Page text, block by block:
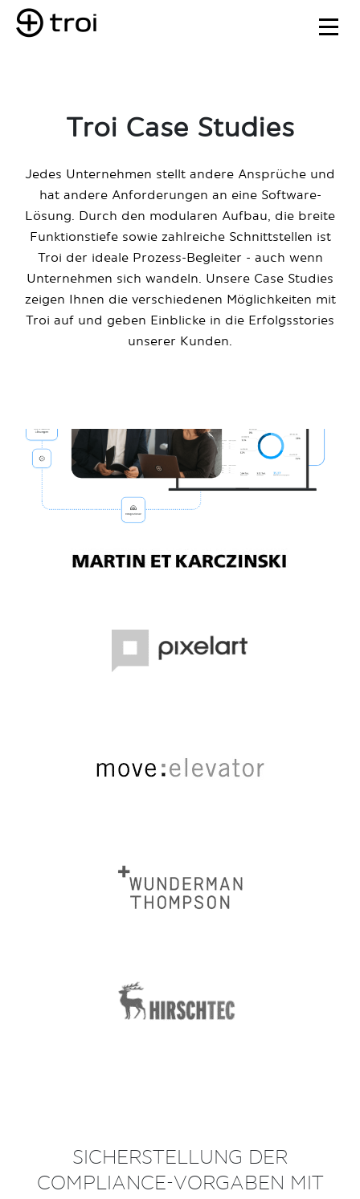
Troi Case Studies
Jedes Unternehmen stellt andere Ansprüche und
hat andere Anforderungen an eine Software-
Lösung. Durch den modularen Aufbau, die breite
Funktionstiefe sowie zahlreiche Schnittstellen ist
Troi der ideale Prozess-Begleiter - auch wenn
Unternehmen sich wandeln. Unsere Case Studies
zeigen Ihnen die verschiedenen Möglichkeiten mit
Troi auf und geben Einblicke in die Erfolgsstories
unserer Kunden.
SICHERSTELLUNG DER
COMPLIANCE-VORGABEN MIT